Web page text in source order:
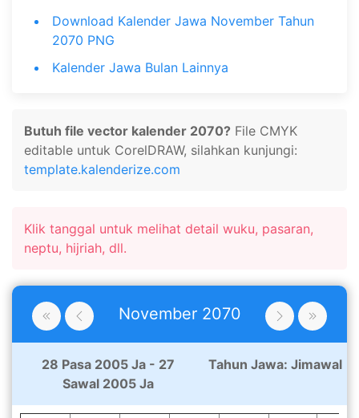
Download Kalender Jawa November Tahun
2070 PNG
Kalender Jawa Bulan Lainnya
Butuh file vector kalender 2070? File CMYK
editable untuk CorelDRAW, silahkan kunjungi:
template.kalenderize.com
Klik tanggal untuk melihat detail wuku, pasaran,
neptu, hijriah, dll.
November 2070
28 Pasa 2005 Ja - 27
Sawal 2005 Ja
Tahun Jawa: Jimawal